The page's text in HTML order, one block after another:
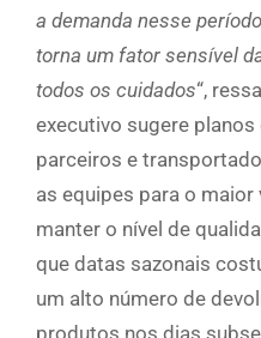
a demanda nesse
torna um fator sensível
todos os cuidados“,
executivo sugere
parceiros e
as equipes para o
manter o nível de
que datas sazonais
um alto número de